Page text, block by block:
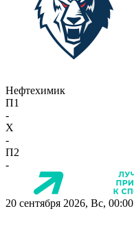
Нефтехимик
П1
-
X
-
П2
-
20 сентября 2026, Вс, 00:00